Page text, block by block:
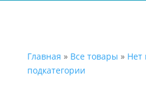
Главная » Все товары » Нет
подкатегории